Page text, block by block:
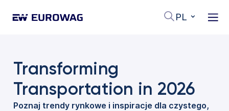
PL
Transforming
Transportation in 2026
Poznaj trendy rynkowe i inspiracje dla czystego,